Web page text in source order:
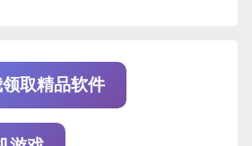
取精品软件